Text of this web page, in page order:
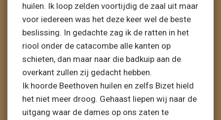
huilen. Ik loop zelden voortijdig de zaal uit maar
voor iedereen was het deze keer wel de beste
beslissing. In gedachte zag ik de ratten in het
riool onder de catacombe alle kanten op
schieten, dan maar naar die badkuip aan de
overkant zullen zij gedacht hebben.
Ik hoorde Beethoven huilen en zelfs Bizet hield
het niet meer droog. Gehaast liepen wij naar de
uitgang waar de dames op ons zaten te